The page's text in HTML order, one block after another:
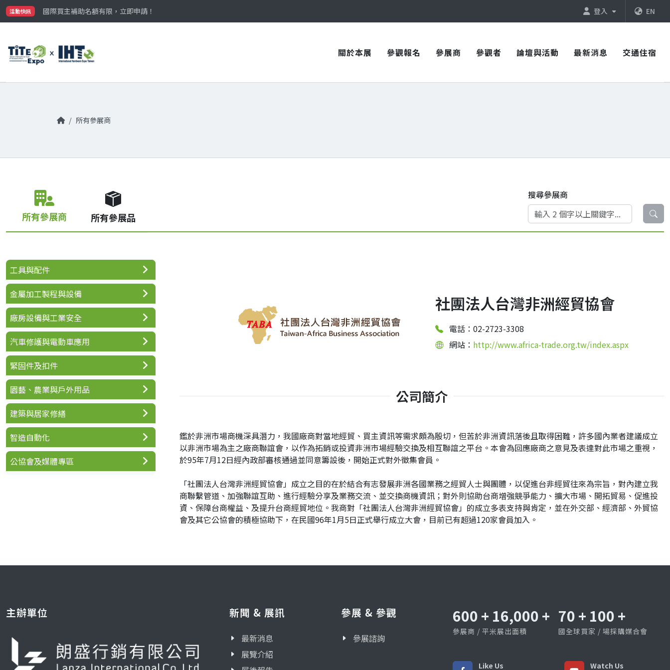
活動快訊
國際買主補助名額有限，立即申請！
參觀門票開放申請中‼️
登入 EN
關於本展 參觀報名 參展商 參觀者 論壇與活動 最新消息 交通住宿
所有參展商
所有參展商 所有參展品
搜尋參展商
社團法人台灣非洲經貿協會
電話：02-2723-3308
網站： http://www.africa-trade.org.tw/index.aspx
公司簡介
鑑於非洲市場商機深具潛力，我國廠商對當地經貿、買主資訊等需求頗為殷切，但苦於非洲資訊落後且取得困難，許多國內業者建議成立
以非洲市場為主之廠商聯誼會，以作為拓銷或投資非洲市場經驗交換及相互聯誼之平台。本會為回應廠商之意見及表達對此市場之重視，
於95年7月12日經內政部審核通過並同意籌設後，開始正式對外徵集會員。
「社團法人台灣非洲經貿協會」成立之目的在於結合有志發展非洲各國業務之經貿人士與團體，以促進台非經貿往來為宗旨，對內建立我
商聯繫管道、加強聯誼互助、進行經驗分享及業務交流、並交換商機資訊；對外則協助台商增強競爭能力、擴大市場、開拓貿易、促進投
資、保障台商權益、及提升台商經貿地位。我商對「社團法人台灣非洲經貿協會」的成立多表支持與肯定，並在外交部、經濟部、外貿協
會及其它公協會的積極協助下，在民國96年1月5日正式舉行成立大會，目前已有超過120家會員加入。
工具與配件
金屬加工製程與設備
廠房設備與工業安全
汽車修護與電動車應用
緊固件及扣件
園藝、農業與戶外用品
建築與居家修繕
智造自動化
公協會及媒體專區
主辦單位 新聞 & 展訊
最新消息
展覽介紹
參展 & 參觀
參展諮詢
600 + 16,000 +
參展商 / 平米展出面積
70 + 100 +
國全球買家 / 場採購媒合會
Like Us Watch Us